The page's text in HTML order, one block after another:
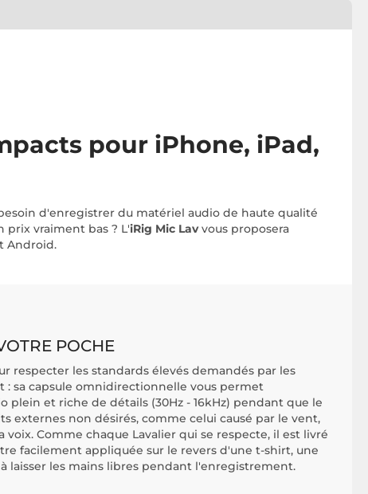
pour iPhone, iPad,
d'enregistrer du matériel audio de haute qualité
prix vraiment bas ? L'iRig Mic Lavvous proposera
Android.
POCHE
respecter les standards élevés demandés par les
: sa capsule omnidirectionnelle vous permet
plein et riche de détails (30Hz - 16kHz) pendant que le
externes non désirés, comme celui causé par le vent,
voix. Comme chaque Lavalier qui se respecte, il est livré
facilement appliquée sur le revers d'une t-shirt, une
laisser les mains libres pendant l'enregistrement.